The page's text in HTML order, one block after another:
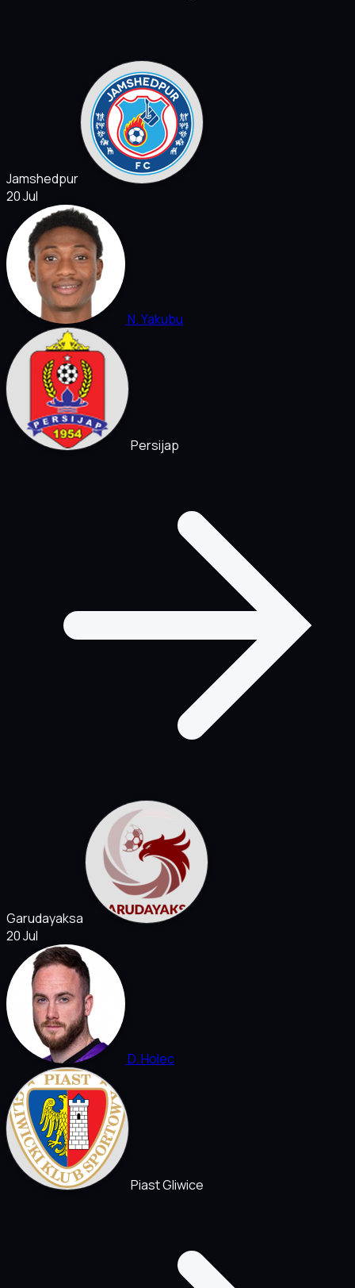
Jamshedpur
20 Jul
N. Yakubu
Persijap
Garudayaksa
20 Jul
D. Holec
Piast Gliwice